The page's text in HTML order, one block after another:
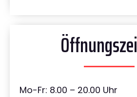
Mo-Fr: 8.00 – 20.00 Uhr